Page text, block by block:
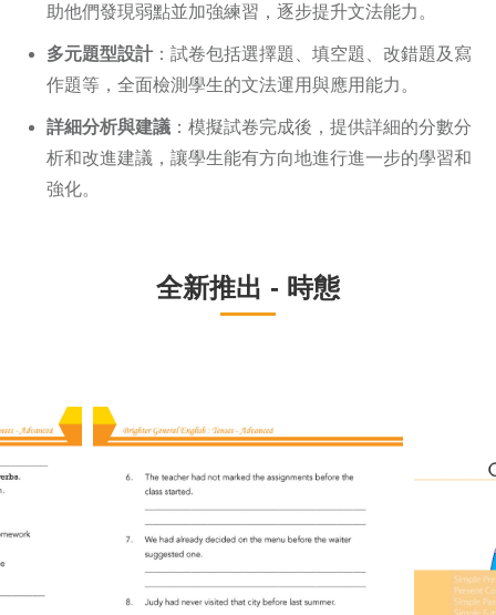
助他們發現弱點並加強練習，逐步提升文法能力。
多元題型設計：試卷包括選擇題、填空題、改錯題及寫
作題等，全面檢測學生的文法運用與應用能力。
詳細分析與建議 ：模擬試卷完成後，提供詳細的分數分
析和改進建議，讓學生能有方向地進行進一步的學習和
強化。
全新推出 - 時態